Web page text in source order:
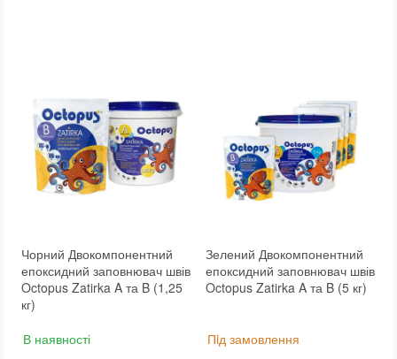
Чорний Двокомпонентний
епоксидний заповнювач швів
Octopus Zatirka A та B (1,25
кг)
В наявності
Зелений Двокомпонентний
епоксидний заповнювач швів
Octopus Zatirka A та B (5 кг)
Пiд замовлення